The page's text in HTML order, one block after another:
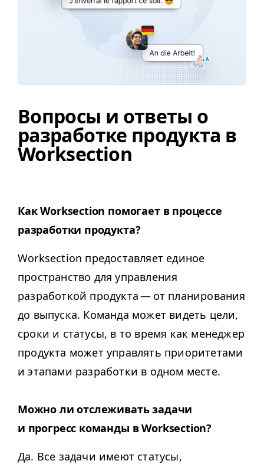
Вопросы и ответы о
разработке продукта в
Worksection
Как Work­sec­tion помогает в процессе
разработки продукта?
Work­sec­tion предоставляет единое
пространство для управления
разработкой продукта — от планирования
до выпуска. Команда может видеть цели,
сроки и статусы, в то время как менеджер
продукта может управлять приоритетами
и этапами разработки в одном месте.
Можно ли отслеживать задачи
и прогресс команды в Worksection?
Да. Все задачи имеют статусы,